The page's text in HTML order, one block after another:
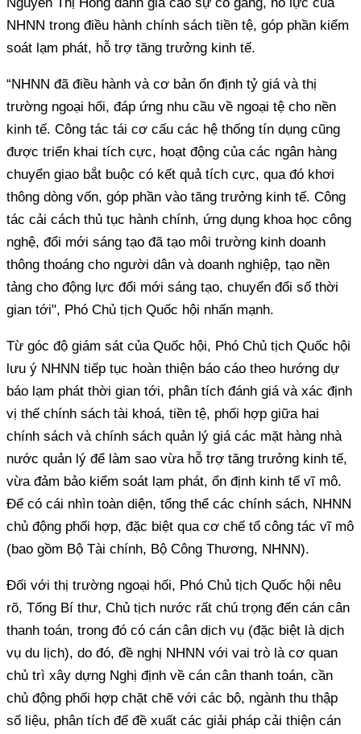
NHNN trong điều hành chính sách tiền tệ, góp phần kiểm
soát lạm phát, hỗ trợ tăng trưởng kinh tế.
“NHNN đã điều hành và cơ bản ổn định tỷ giá và thị
trường ngoại hối, đáp ứng nhu cầu về ngoại tệ cho nền
kinh tế. Công tác tái cơ cấu các hệ thống tín dụng cũng
được triển khai tích cực, hoạt động của các ngân hàng
chuyển giao bắt buộc có kết quả tích cực, qua đó khơi
thông dòng vốn, góp phần vào tăng trưởng kinh tế. Công
tác cải cách thủ tục hành chính, ứng dụng khoa học công
nghệ, đổi mới sáng tạo đã tạo môi trường kinh doanh
thông thoáng cho người dân và doanh nghiệp, tạo nền
tảng cho động lực đổi mới sáng tạo, chuyển đổi số thời
gian tới", Phó Chủ tịch Quốc hội nhấn mạnh.
Từ góc độ giám sát của Quốc hội, Phó Chủ tịch Quốc hội
lưu ý NHNN tiếp tục hoàn thiện báo cáo theo hướng dự
báo lạm phát thời gian tới, phân tích đánh giá và xác định
vị thế chính sách tài khoá, tiền tệ, phối hợp giữa hai
chính sách và chính sách quản lý giá các mặt hàng nhà
nước quản lý để làm sao vừa hỗ trợ tăng trưởng kinh tế,
vừa đảm bảo kiểm soát lạm phát, ổn định kinh tế vĩ mô.
Để có cái nhìn toàn diện, tổng thể các chính sách, NHNN
chủ động phối hợp, đặc biệt qua cơ chế tổ công tác vĩ mô
(bao gồm Bộ Tài chính, Bộ Công Thương, NHNN).
Đối với thị trường ngoại hối, Phó Chủ tịch Quốc hội nêu
rõ, Tổng Bí thư, Chủ tịch nước rất chú trọng đến cán cân
thanh toán, trong đó có cán cân dịch vụ (đặc biệt là dịch
vụ du lịch), do đó, đề nghị NHNN với vai trò là cơ quan
chủ trì xây dựng Nghị định về cán cân thanh toán, cần
chủ động phối hợp chặt chẽ với các bộ, ngành thu thập
số liệu, phân tích để đề xuất các giải pháp cải thiện cán